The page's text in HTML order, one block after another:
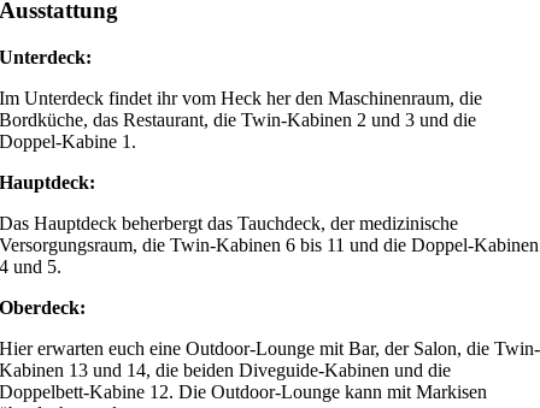
Ausstattung
Unterdeck:
Im Unterdeck findet ihr vom Heck her den Maschinenraum, die
Bordküche, das Restaurant, die Twin-Kabinen 2 und 3 und die
Doppel-Kabine 1.
Hauptdeck:
Das Hauptdeck beherbergt das Tauchdeck, der medizinische
Versorgungsraum, die Twin-Kabinen 6 bis 11 und die Doppel-Kabinen
4 und 5.
Oberdeck:
Hier erwarten euch eine Outdoor-Lounge mit Bar, der Salon, die Twin-
Kabinen 13 und 14, die beiden Diveguide-Kabinen und die
Doppelbett-Kabine 12. Die Outdoor-Lounge kann mit Markisen